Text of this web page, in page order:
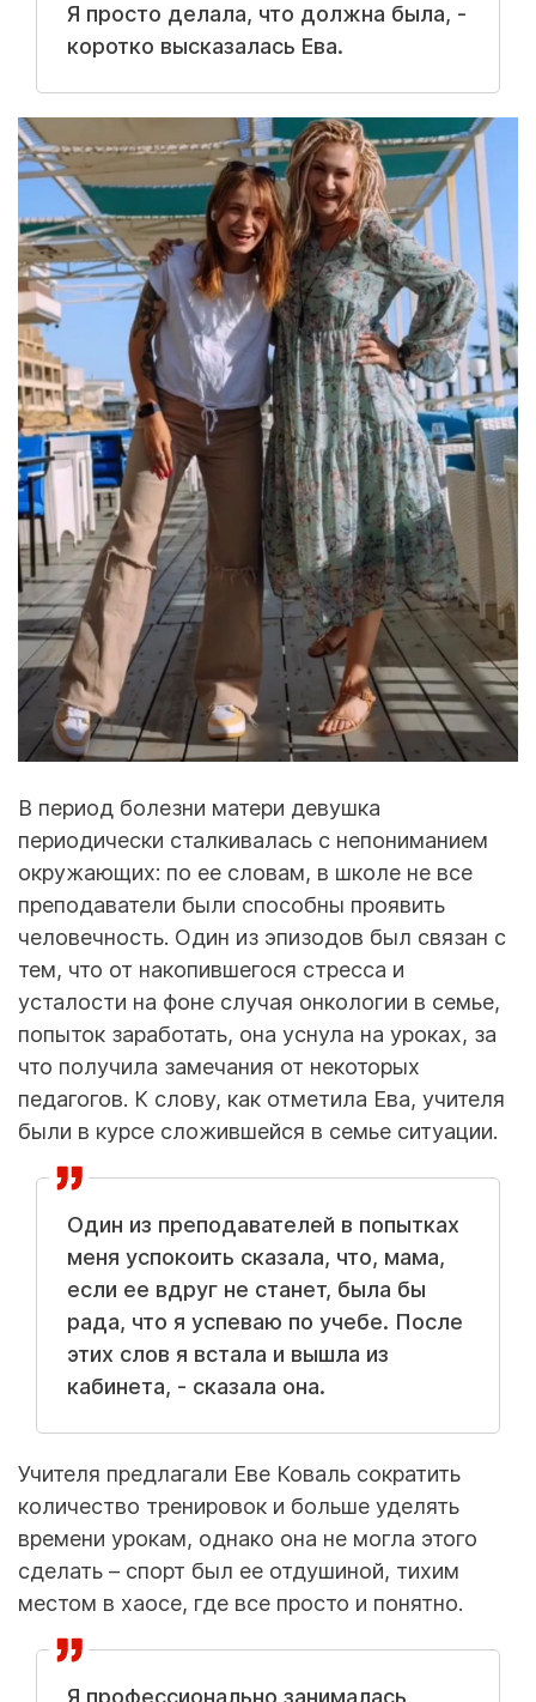
Я просто делала, что должна была, -
коротко высказалась Ева.
В период болезни матери девушка
периодически сталкивалась с непониманием
окружающих: по ее словам, в школе не все
преподаватели были способны проявить
человечность. Один из эпизодов был связан с
тем, что от накопившегося стресса и
усталости на фоне случая онкологии в семье,
попыток заработать, она уснула на уроках, за
что получила замечания от некоторых
педагогов. К слову, как отметила Ева, учителя
были в курсе сложившейся в семье ситуации.
Один из преподавателей в попытках
меня успокоить сказала, что, мама,
если ее вдруг не станет, была бы
рада, что я успеваю по учебе. После
этих слов я встала и вышла из
кабинета, - сказала она.
Учителя предлагали Еве Коваль сократить
количество тренировок и больше уделять
времени урокам, однако она не могла этого
сделать – спорт был ее отдушиной, тихим
местом в хаосе, где все просто и понятно.
Я профессионально занималась